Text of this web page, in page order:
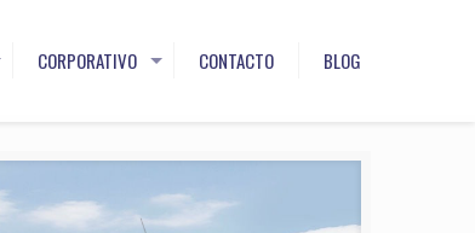
CORPORATIVO CONTACTO BLOG